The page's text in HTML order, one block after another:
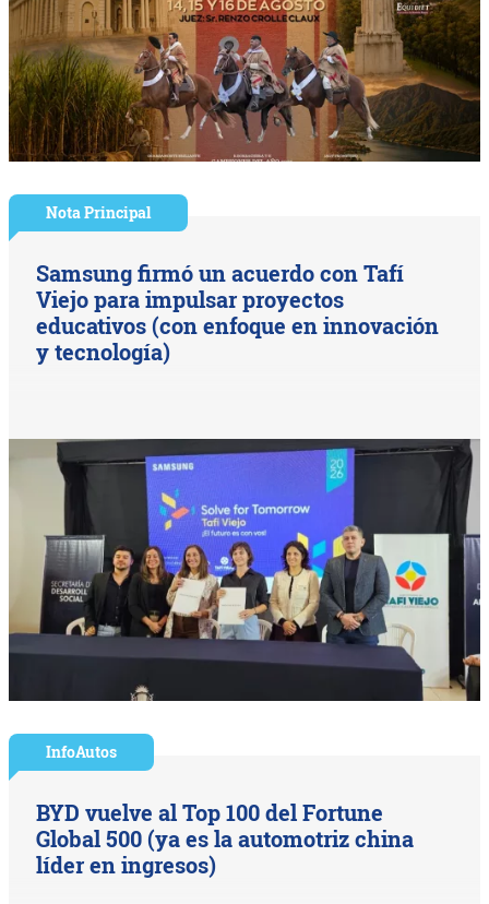
Nota Principal
Samsung firmó un acuerdo con Tafí
Viejo para impulsar proyectos
educativos (con enfoque en innovación
y tecnología)
InfoAutos
BYD vuelve al Top 100 del Fortune
Global 500 (ya es la automotriz china
líder en ingresos)